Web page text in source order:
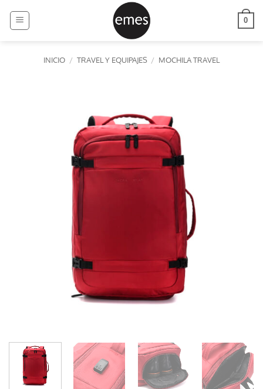
0
INICIO / TRAVEL Y EQUIPAJES / MOCHILA TRAVEL